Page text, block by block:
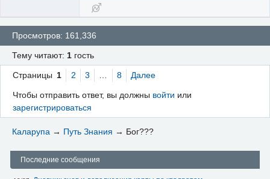
Просмотров: 161,336
Тему читают: 1 гость
Страницы 1 2 3 8 Далее
Чтобы отправить ответ, вы должны войти или
зарегистрироваться
Каларупа → Путь Знания → Бог???
Последние сообщения